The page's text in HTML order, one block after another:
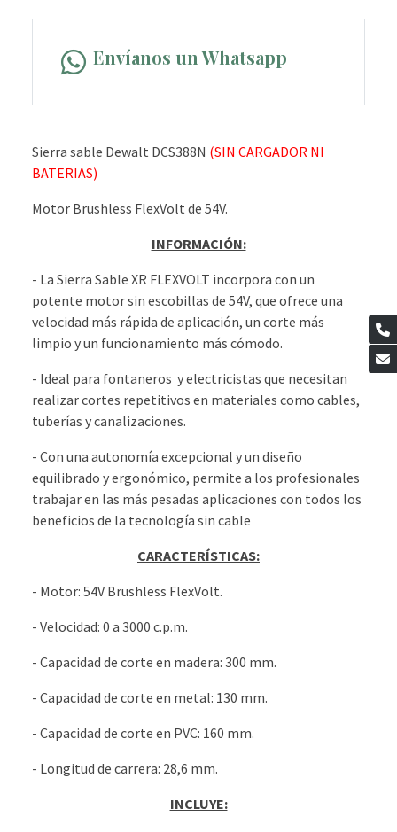
Envíanos un Whatsapp
Sierra sable Dewalt DCS388N (SIN CARGADOR NI
BATERIAS)
Motor Brushless FlexVolt de 54V.
INFORMACIÓN:
- La Sierra Sable XR FLEXVOLT incorpora con un
potente motor sin escobillas de 54V, que ofrece una
velocidad más rápida de aplicación, un corte más
limpio y un funcionamiento más cómodo.
- Ideal para fontaneros y electricistas que necesitan
realizar cortes repetitivos en materiales como cables,
tuberías y canalizaciones.
- Con una autonomía excepcional y un diseño
equilibrado y ergonómico, permite a los profesionales
trabajar en las más pesadas aplicaciones con todos los
beneficios de la tecnología sin cable
CARACTERÍSTICAS:
- Motor: 54V Brushless FlexVolt.
- Velocidad: 0 a 3000 c.p.m.
- Capacidad de corte en madera: 300 mm.
- Capacidad de corte en metal: 130 mm.
- Capacidad de corte en PVC: 160 mm.
- Longitud de carrera: 28,6 mm.
INCLUYE: